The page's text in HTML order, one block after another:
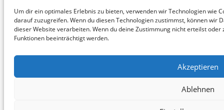
Um dir ein optimales Erlebnis zu bieten, verwenden wir Technologien wie
darauf zuzugreifen. Wenn du diesen Technologien zustimmst, können wir
dieser Website verarbeiten. Wenn du deine Zustimmung nicht erteilst
Funktionen beeinträchtigt werden.
Akzeptieren
Ablehnen